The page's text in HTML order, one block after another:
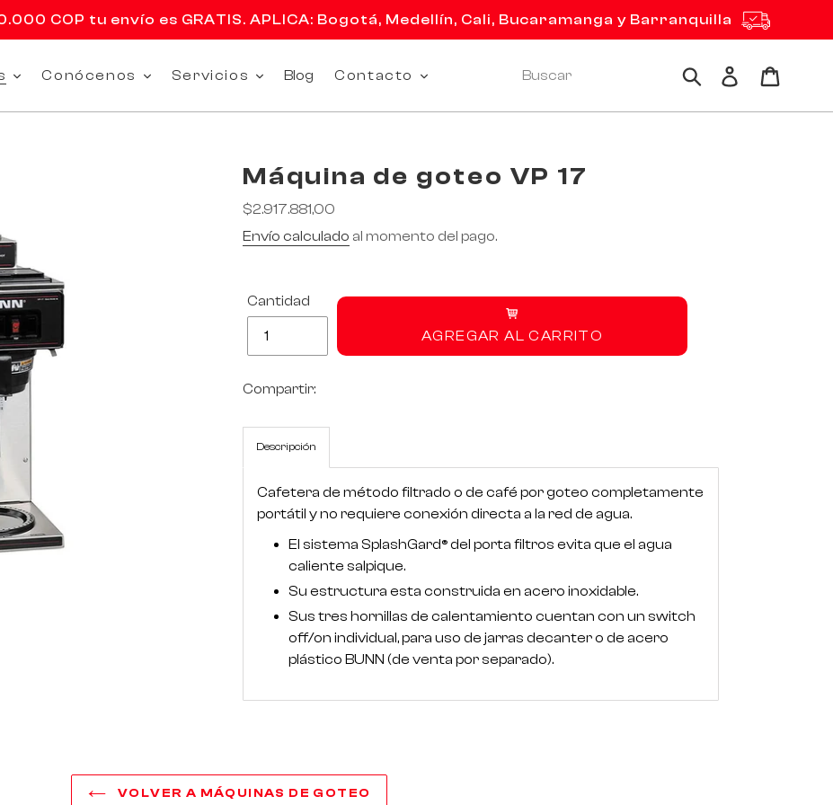
COP tu envío es GRATIS. APLICA: Bogotá, Medellín, Cali, Bucaramanga y Barranquilla
Conócenos Servicios Blog Contacto BuscarIngresar
Máquina de goteo VP 17
Precio
habitual
$2.917.881,00
Envío calculado al momento del pago.
Cantidad
AGREGAR AL CARRITO
Compartir:
Descripción
Cafetera de método filtrado o de café por goteo completamente
portátil y no requiere conexión directa a la red de agua.
El sistema SplashGard® del porta filtros evita que el agua
caliente salpique.
Su estructura esta construida en acero inoxidable.
Sus tres hornillas de calentamiento cuentan con un switch
off/on individual, para uso de jarras decanter o de acero
plástico BUNN (de venta por separado).
VOLVER A MÁQUINAS DE GOTEO